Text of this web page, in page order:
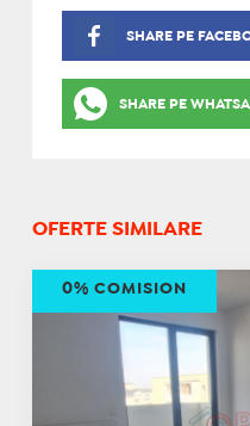
SHARE PE
SHARE PE
OFERTE SIMILARE
0% COMISION